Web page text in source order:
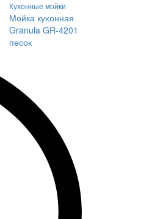
Кухонные мойки
Мойка кухонная
Granula GR-4201
песок